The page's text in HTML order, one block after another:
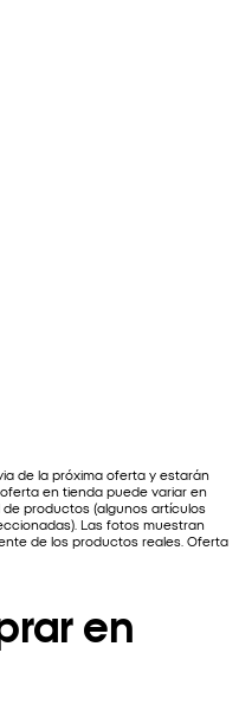
de la próxima oferta y estarán
en tienda puede variar en
productos (algunos artículos
Las fotos muestran
de los productos reales. Oferta
en